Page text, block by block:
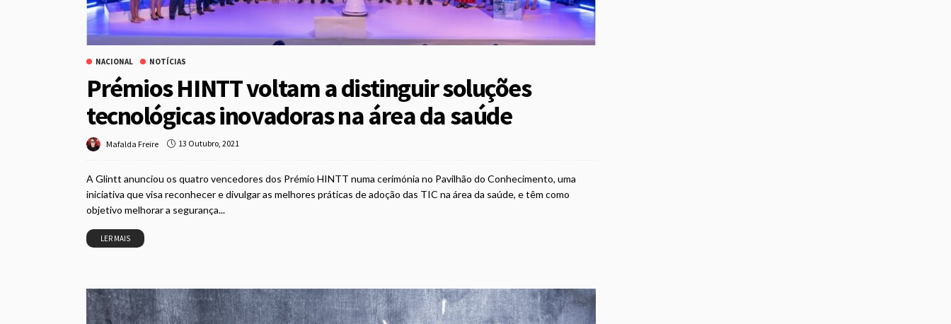
NACIONAL NOTÍCIAS
Prémios HINTT voltam a distinguir soluções
tecnológicas inovadoras na área da saúde
Mafalda Freire 13 Outubro, 2021
A Glintt anunciou os quatro vencedores dos Prémio HINTT numa cerimónia no Pavilhão do Conhecimento, uma
iniciativa que visa reconhecer e divulgar as melhores práticas de adoção das TIC na área da saúde, e têm como
objetivo melhorar a segurança...
LER MAIS